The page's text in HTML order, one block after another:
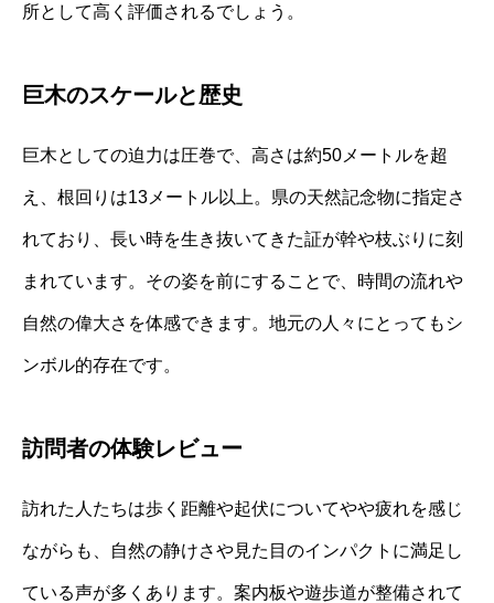
所として高く評価されるでしょう。
巨木のスケールと歴史
巨木としての迫力は圧巻で、高さは約50メートルを超
え、根回りは13メートル以上。県の天然記念物に指定さ
れており、長い時を生き抜いてきた証が幹や枝ぶりに刻
まれています。その姿を前にすることで、時間の流れや
自然の偉大さを体感できます。地元の人々にとってもシ
ンボル的存在です。
訪問者の体験レビュー
訪れた人たちは歩く距離や起伏についてやや疲れを感じ
ながらも、自然の静けさや見た目のインパクトに満足し
ている声が多くあります。案内板や遊歩道が整備されて